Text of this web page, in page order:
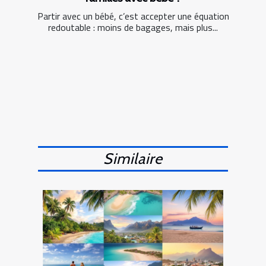
Partir avec un bébé, c’est accepter une équation
redoutable : moins de bagages, mais plus...
Similaire